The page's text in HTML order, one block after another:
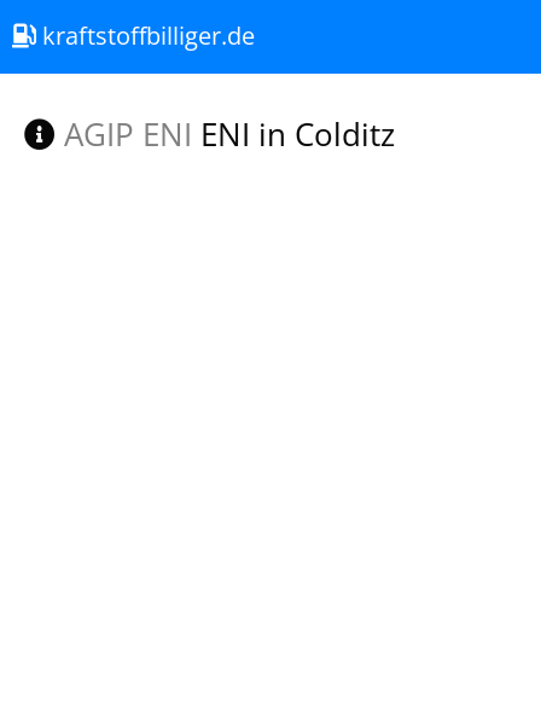
kraftstoffbilliger.de
AGIP ENI ENI in Colditz